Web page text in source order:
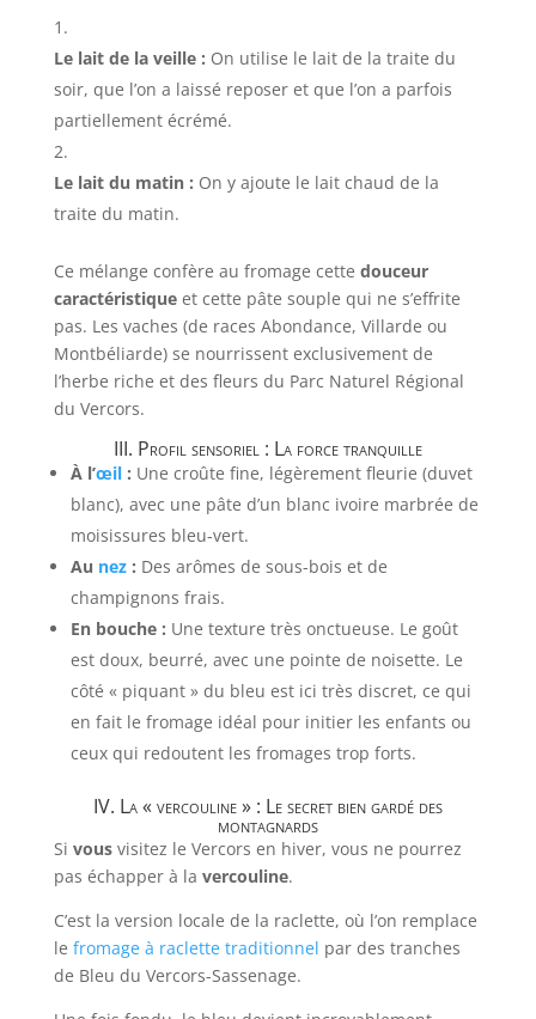
Le lait de la veille : On utilise le lait de la traite du
soir, que l’on a laissé reposer et que l’on a parfois
partiellement écrémé.
Le lait du matin : On y ajoute le lait chaud de la
traite du matin.
Ce mélange confère au fromage cette douceur
caractéristiqueet cette pâte souple qui ne s’effrite
pas. Les vaches (de races Abondance, Villarde ou
Montbéliarde) se nourrissent exclusivement de
l’herbe riche et des fleurs du Parc Naturel Régional
du Vercors.
III. Profil sensoriel : La force tranquille
À l’œil: Une croûte fine, légèrement fleurie (duvet
blanc), avec une pâte d’un blanc ivoire marbrée de
moisissures bleu-vert.
Au nez: Des arômes de sous-bois et de
champignons frais.
En bouche : Une texture très onctueuse. Le goût
est doux, beurré, avec une pointe de noisette. Le
côté « piquant » du bleu est ici très discret, ce qui
en fait le fromage idéal pour initier les enfants ou
ceux qui redoutent les fromages trop forts.
IV. La « vercouline » : Le secret bien gardé des
montagnards
Si vousvisitez le Vercors en hiver, vous ne pourrez
pas échapper à la vercouline.
C’est la version locale de la raclette, où l’on remplace
le fromage à raclette traditionnel par des tranches
de Bleu du Vercors-Sassenage.